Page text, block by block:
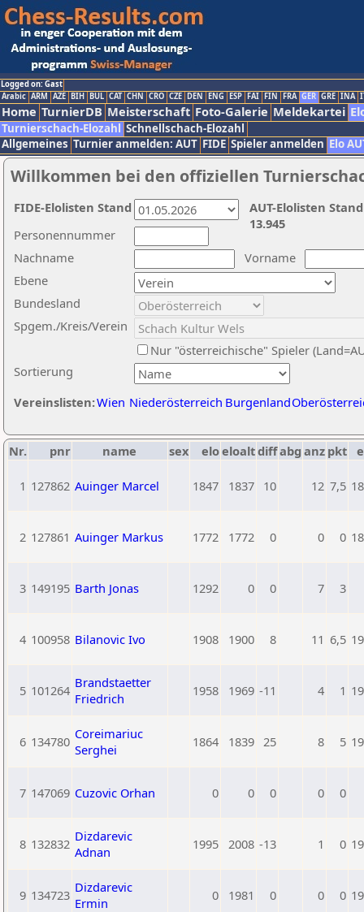
Logged on: Gast
Arabic ARM AZE BIH BUL CAT CHN CRO CZE DEN ENG ESP FAI FIN FRA GER GRE INA
Home TurnierDB Meisterschaft Foto-Galerie Meldekartei
Turnierschach-Elozahl Schnellschach-Elozahl
Allgemeines Turnier anmelden: AUT FIDE Spieler anmelden Elo
Willkommen bei den offiziellen
Nachname
Vorname
Ebene
Sortierung
Personennummer
Bundesland
Spgem./Kreis/Verein
Nur "österreichische" Spieler
Vereinslisten:Wien Niederösterreich Burgenland
AUT-Elolisten
13.945
FIDE-Elolisten Stand
Nr. pnr name sex eloeloaltdiffabg anz pkt
1 127862 Auinger Marcel 1847 1837 10 12 7,5
2 127861 Auinger Markus 1772 1772 0 0 0
3 149195 Barth Jonas 1292 0 0 7 3
4 100958 Bilanovic Ivo 1908 1900 8 11 6,5
5 101264 Brandstaetter
Friedrich
1958 1969 -11 4 1
6 134780 Coreimariuc
Serghei
1864 1839 25 8 5
7 147069 Cuzovic Orhan 0 0 0 0 0
8 132832 Dizdarevic
Adnan
1995 2008 -13 1 0
9 134723 Dizdarevic
Ermin
0 1981 0 0 0